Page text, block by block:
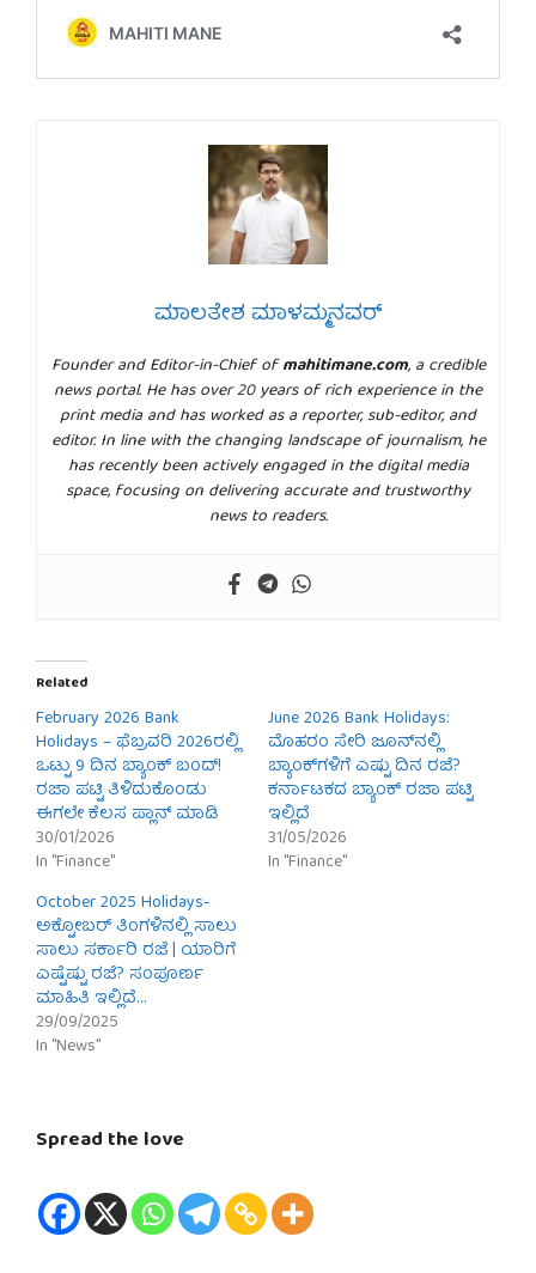
ಮಾಲತೇಶ ಮಾಳಮ್ಮನವರ್
Founder and Editor-in-Chief ofmahitimane.com, a credible
news portal. He has over 20 years of rich experience in the
print media and has worked as a reporter, sub-editor, and
editor. In line with the changing landscape of journalism, he
has recently been actively engaged in the digital media
space, focusing on delivering accurate and trustworthy
news to readers.
Related
February 2026 Bank
Holidays – ಫೆಬ್ರವರಿ 2026ರಲ್ಲಿ
ಒಟ್ಟು 9 ದಿನ ಬ್ಯಾಂಕ್ ಬಂದ್!
ರಜಾ ಪಟ್ಟಿ ತಿಳಿದುಕೊಂಡು
ಈಗಲೇ ಕೆಲಸ ಪ್ಲಾನ್ ಮಾಡಿ
30/01/2026
In "Finance"
June 2026 Bank Holidays:
ಮೊಹರಂ ಸೇರಿ ಜೂನ್‌ನಲ್ಲಿ
ಬ್ಯಾಂಕ್‌ಗಳಿಗೆ ಎಷ್ಟು ದಿನ ರಜೆ?
ಕರ್ನಾಟಕದ ಬ್ಯಾಂಕ್ ರಜಾ ಪಟ್ಟಿ
ಇಲ್ಲಿದೆ
31/05/2026
In "Finance"
October 2025 Holidays-
ಅಕ್ಟೋಬರ್‌ ತಿಂಗಳಿನಲ್ಲಿ ಸಾಲು
ಸಾಲು ಸರ್ಕಾರಿ ರಜೆ | ಯಾರಿಗೆ
ಎಷ್ಟೆಷ್ಟು ರಜೆ? ಸಂಪೂರ್ಣ
ಮಾಹಿತಿ ಇಲ್ಲಿದೆ…
29/09/2025
In "News"
Spread the love